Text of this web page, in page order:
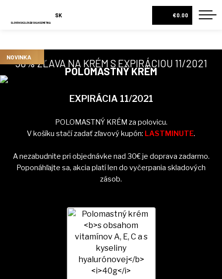
SLOVENSKÁ LEKÁRSKA KOZMETIKA
SK
DARČEKOVÉ BALÍČKY
KRÉMY A PLEŤOVÉ SÉRA
PLEŤOVÉ VODY
€0.00
50% ZĽAVA NA KRÉM S EXPIRÁCIOU 11/2021
POLOMASTNÝ KRÉM
EXPIRÁCIA 11/2021
POLOMASTNÝ KRÉM za polovicu.
V košíku stačí zadať zľavový kupón: LASTMINUTE.
A nezabudnite pri objednávke nad 30€ je doprava zadarmo.
Poponáhľajte sa, akcia platí len do vyčerpania skladových
zásob.
NOVINKA
NOVINKA
DOPREDAJ
NOVINKA
DOPREDAJ
NOVINKA
NOVINKA